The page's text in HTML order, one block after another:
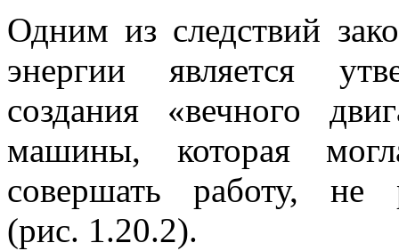
Одним из следствий
энергии является
создания «вечного
машины, которая
совершать работу, не
(рис. 1.20.2).